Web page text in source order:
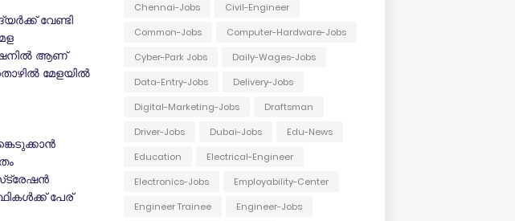
വേണ്ടി
ആണ്
മേളയില്‍
പേര്
Chennai-Jobs
Civil-Engineer
Common-Jobs
Computer-Hardware-Jobs
Cyber-Park Jobs
Daily-Wages-Jobs
Data-Entry-Jobs
Delivery-Jobs
Digital-Marketing-Jobs
Draftsman
Driver-Jobs
Dubai-Jobs
Edu-News
Education
Electrical-Engineer
Electronics-Jobs
Employability-Center
Engineer Trainee
Engineer-Jobs